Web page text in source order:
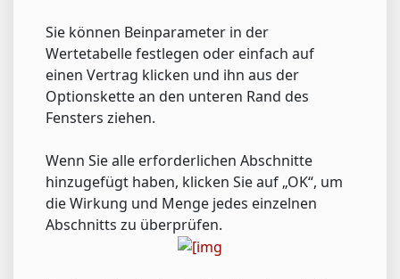
Sie können Beinparameter in der
Wertetabelle festlegen oder einfach auf
einen Vertrag klicken und ihn aus der
Optionskette an den unteren Rand des
Fensters ziehen.
Wenn Sie alle erforderlichen Abschnitte
hinzugefügt haben, klicken Sie auf „OK“, um
die Wirkung und Menge jedes einzelnen
Abschnitts zu überprüfen.